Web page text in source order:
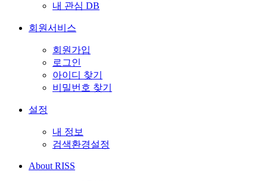
내 관심 DB
회원서비스
회원가입
로그인
아이디 찾기
비밀번호 찾기
설정
내 정보
검색환경설정
About RISS